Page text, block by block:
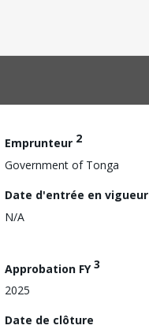
Emprunteur 2
Government of Tonga
Date d'entrée en vigueur
N/A
Approbation FY3
2025
Date de clôture